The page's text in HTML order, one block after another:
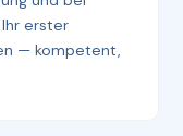
erster
— kompetent,